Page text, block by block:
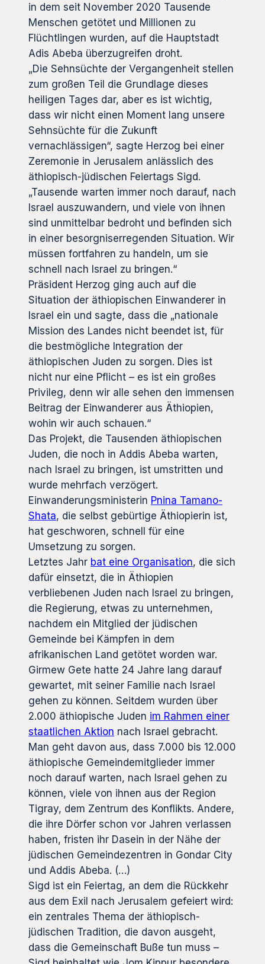
in dem seit November 2020 Tausende
Menschen getötet und Millionen zu
Flüchtlingen wurden, auf die Hauptstadt
Adis Abeba überzugreifen droht.
„Die Sehnsüchte der Vergangenheit stellen
zum großen Teil die Grundlage dieses
heiligen Tages dar, aber es ist wichtig,
dass wir nicht einen Moment lang unsere
Sehnsüchte für die Zukunft
vernachlässigen“, sagte Herzog bei einer
Zeremonie in Jerusalem anlässlich des
äthiopisch-jüdischen Feiertags Sigd.
„Tausende warten immer noch darauf, nach
Israel auszuwandern, und viele von ihnen
sind unmittelbar bedroht und befinden sich
in einer besorgniserregenden Situation. Wir
müssen fortfahren zu handeln, um sie
schnell nach Israel zu bringen.“
Präsident Herzog ging auch auf die
Situation der äthiopischen Einwanderer in
Israel ein und sagte, dass die „nationale
Mission des Landes nicht beendet ist, für
die bestmögliche Integration der
äthiopischen Juden zu sorgen. Dies ist
nicht nur eine Pflicht – es ist ein großes
Privileg, denn wir alle sehen den immensen
Beitrag der Einwanderer aus Äthiopien,
wohin wir auch schauen.“
Das Projekt, die Tausenden äthiopischen
Juden, die noch in Addis Abeba warten,
nach Israel zu bringen, ist umstritten und
wurde mehrfach verzögert.
Einwanderungsministerin Pnina Tamano-
Shata, die selbst gebürtige Äthiopierin ist,
hat geschworen, schnell für eine
Umsetzung zu sorgen.
Letztes Jahr bat eine Organisation, die sich
dafür einsetzt, die in Äthiopien
verbliebenen Juden nach Israel zu bringen,
die Regierung, etwas zu unternehmen,
nachdem ein Mitglied der jüdischen
Gemeinde bei Kämpfen in dem
afrikanischen Land getötet worden war.
Girmew Gete hatte 24 Jahre lang darauf
gewartet, mit seiner Familie nach Israel
gehen zu können. Seitdem wurden über
2.000 äthiopische Juden im Rahmen einer
staatlichen Aktion nach Israel gebracht.
Man geht davon aus, dass 7.000 bis 12.000
äthiopische Gemeindemitglieder immer
noch darauf warten, nach Israel gehen zu
können, viele von ihnen aus der Region
Tigray, dem Zentrum des Konflikts. Andere,
die ihre Dörfer schon vor Jahren verlassen
haben, fristen ihr Dasein in der Nähe der
jüdischen Gemeindezentren in Gondar City
und Addis Abeba. (…)
Sigd ist ein Feiertag, an dem die Rückkehr
aus dem Exil nach Jerusalem gefeiert wird:
ein zentrales Thema der äthiopisch-
jüdischen Tradition, die davon ausgeht,
dass die Gemeinschaft Buße tun muss –